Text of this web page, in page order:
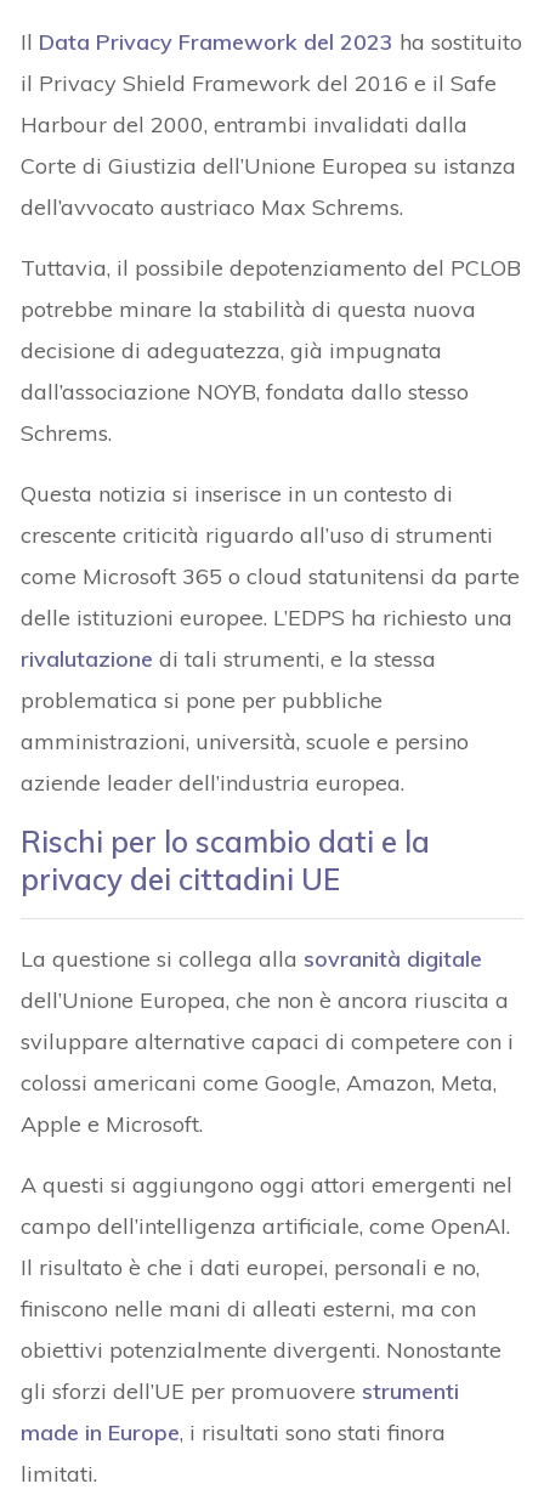
Il Data Privacy Framework del 2023 ha sostituito
il Privacy Shield Framework del 2016 e il Safe
Harbour del 2000, entrambi invalidati dalla
Corte di Giustizia dell’Unione Europea su istanza
dell’avvocato austriaco Max Schrems.
Tuttavia, il possibile depotenziamento del PCLOB
potrebbe minare la stabilità di questa nuova
decisione di adeguatezza, già impugnata
dall’associazione NOYB, fondata dallo stesso
Schrems.
Questa notizia si inserisce in un contesto di
crescente criticità riguardo all’uso di strumenti
come Microsoft 365 o cloud statunitensi da parte
delle istituzioni europee. L’EDPS ha richiesto una
rivalutazione di tali strumenti, e la stessa
problematica si pone per pubbliche
amministrazioni, università, scuole e persino
aziende leader dell’industria europea.
Rischi per lo scambio dati e la
privacy dei cittadini UE
La questione si collega alla sovranità digitale
dell’Unione Europea, che non è ancora riuscita a
sviluppare alternative capaci di competere con i
colossi americani come Google, Amazon, Meta,
Apple e Microsoft.
A questi si aggiungono oggi attori emergenti nel
campo dell’intelligenza artificiale, come OpenAI.
Il risultato è che i dati europei, personali e no,
finiscono nelle mani di alleati esterni, ma con
obiettivi potenzialmente divergenti. Nonostante
gli sforzi dell’UE per promuovere strumenti
made in Europe, i risultati sono stati finora
limitati.